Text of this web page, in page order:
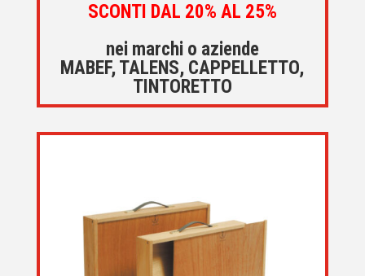
SCONTI DAL 20% AL 25%
nei marchi o aziende
MABEF, TALENS, CAPPELLETTO,
TINTORETTO